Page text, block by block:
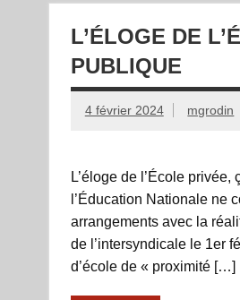
L’ÉLOGE DE
PUBLIQUE
4 février 2024 mgrodin
L’éloge de l’École
l’Éducation Nationale ne
arrangements avec la
de l’intersyndicale le 1er
d’école de « proximité […]